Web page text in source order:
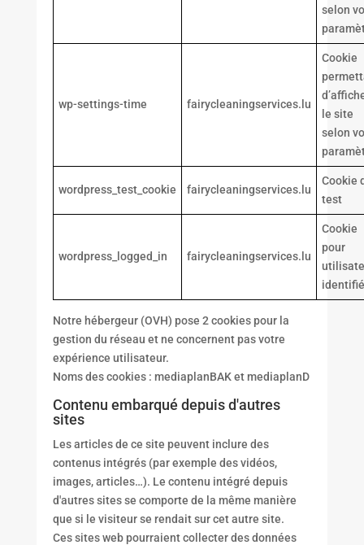
selon
wp-settings-time fairycleaningservices.lu
Cookie
le site
selon
wordpress_test_cookie fairycleaningservices.lu
Cookie
test
wordpress_logged_in fairycleaningservices.lu
Cookie
pour
identifié
Notre hébergeur (OVH) pose 2 cookies pour la
gestion du réseau et ne concernent pas votre
expérience utilisateur.
Noms des cookies : mediaplanBAK et mediaplanD
Contenu embarqué depuis d'autres
sites
Les articles de ce site peuvent inclure des
contenus intégrés (par exemple des vidéos,
images, articles…). Le contenu intégré depuis
d'autres sites se comporte de la même manière
que si le visiteur se rendait sur cet autre site.
Ces sites web pourraient collecter des données